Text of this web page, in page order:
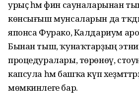
урыҫ һәм фин сауналарынан
көнсығыш мунсаларын да тәҡдим
японса Фурако, Калдариум
Бынан тыш, ҡунаҡ­тарҙың
процедуралары, төрөнөү,
капсула һәм башҡа күп
мөмкинлеге бар.